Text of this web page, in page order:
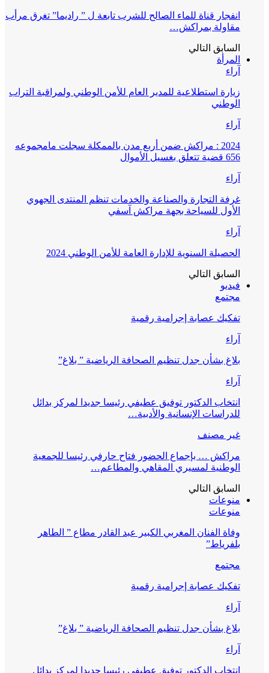
انفجار قناة للماء الصالح للشرب تابعة ل ” راديما” تغرق مرأب
مقاولة بمراكش…
السابق التالي
المرأة
آراء
زيارة استطلاعية للمدير العام للأمن الوطني ولمراقبة التراب
الوطني
آراء
2024 : مراكش ضمن أربع مدن بالممكلة سجلت مامجموعه
656 قضية تتعلق بغسيل الأموال
آراء
غرفة التجارة والصناعة والخدمات تنظم المنتدى الجهوي
الأول للسياحة بجهة مراكش آسفي
آراء
الحصيلة السنوية للإدارة العامة للأمن الوطني 2024
السابق التالي
فيديو
مجتمع
تفكيك عصابة إجرامية رقمية
آراء
بلاغ بشأن جدل تنظيم الصحافة الرياضية ” بلاغ”
آراء
انتخاب الدكتور توفيق عطيفي رئيسا جديدا لمركز بدائل
للدراسات الإنسانية والأدبية…
غير مصنف
مراكش … بإجماع الحضور فتاح حارفي رئيسا للجمعية
الوطنية لمسيري المقاهي والمطاعم…
السابق التالي
منوعات
منوعات
وفاة الفنان المغربي الكبير عبد القادر مطاع ” الطاهر
بلفرياط”
مجتمع
تفكيك عصابة إجرامية رقمية
آراء
بلاغ بشأن جدل تنظيم الصحافة الرياضية ” بلاغ”
آراء
انتخاب الدكتور توفيق عطيفي رئيسا جديدا لمركز بدائل